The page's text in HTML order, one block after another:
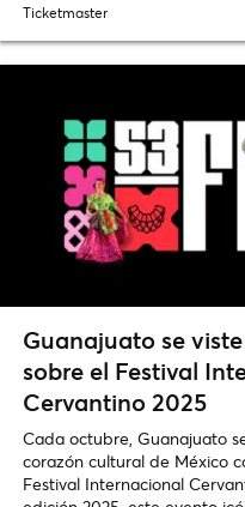
Ticketmaster
Guanajuato se
sobre el Festival
Cervantino 2025
Cada octubre, Guanajuato
corazón cultural de México
Festival Internacional